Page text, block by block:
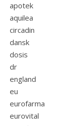
apotek
aquilea
circadin
dansk
dosis
dr
england
eu
eurofarma
eurovital